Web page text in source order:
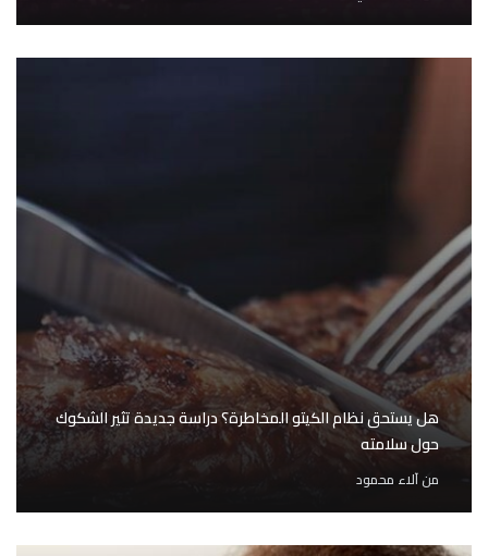
هل يستحق نظام الكيتو المخاطرة؟ دراسة جديدة تثير الشكوك
حول سلامته
منآلاء محمود